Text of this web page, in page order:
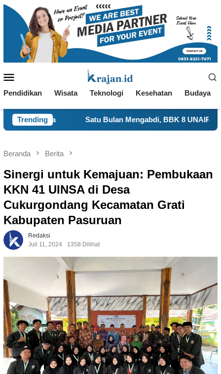
Loncat
Mobile
Pendidikan Wisata Teknologi Kesehatan Budaya
Trending
Satu Bulan Mengabdi, BBK 8 UNAIR Tampilkan Capaian
Beranda Berita
Sinergi untuk Kemajuan: Pembukaan
KKN 41 UINSA di Desa
Cukurgondang Kecamatan Grati
Kabupaten Pasuruan
Redaksi
Juli 11, 2024
1358 Dilihat